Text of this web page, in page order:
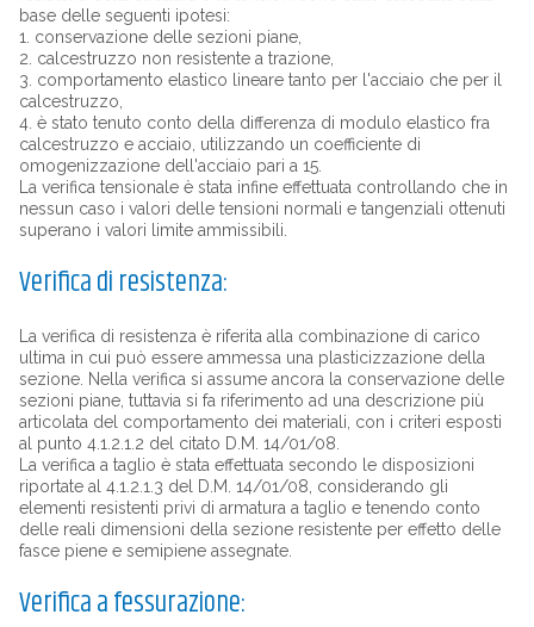
base delle seguenti ipotesi:
1. conservazione delle sezioni piane,
2. calcestruzzo non resistente a trazione,
3. comportamento elastico lineare tanto per l'acciaio che per il
calcestruzzo,
4. è stato tenuto conto della differenza di modulo elastico fra
calcestruzzo e acciaio, utilizzando un coefficiente di
omogenizzazione dell'acciaio pari a 15.
La verifica tensionale è stata infine effettuata controllando che in
nessun caso i valori delle tensioni normali e tangenziali ottenuti
superano i valori limite ammissibili.
Verifica di resistenza:
La verifica di resistenza è riferita alla combinazione di carico
ultima in cui può essere ammessa una plasticizzazione della
sezione. Nella verifica si assume ancora la conservazione delle
sezioni piane, tuttavia si fa riferimento ad una descrizione più
articolata del comportamento dei materiali, con i criteri esposti
al punto 4.1.2.1.2 del citato D.M. 14/01/08.
La verifica a taglio è stata effettuata secondo le disposizioni
riportate al 4.1.2.1.3 del D.M. 14/01/08, considerando gli
elementi resistenti privi di armatura a taglio e tenendo conto
delle reali dimensioni della sezione resistente per effetto delle
fasce piene e semipiene assegnate.
Verifica a fessurazione: